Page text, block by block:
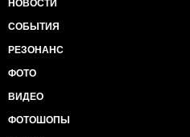
НОВОСТИ
СОБЫТИЯ
РЕЗОНАНС
ФОТО
ВИДЕО
ФОТОШОПЫ